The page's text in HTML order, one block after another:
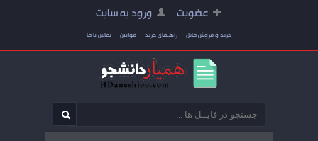
عضویت ورود به سایت
خرید و فروش فایل راهنمای خرید قوانین تماس با ما